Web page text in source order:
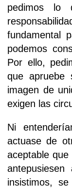
pedimos lo
fundamental
podemos
Por ello,
que apruebe
imagen de
exigen las
Ni
actuase de
aceptable
insistimos,